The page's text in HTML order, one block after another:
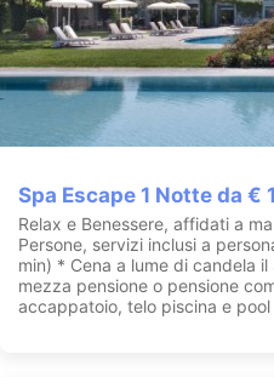
Spa Escape 1 Notte da €
Relax e Benessere, affidati a
Persone, servizi inclusi a
min) * Cena a lume di candela
mezza pensione o pensione
accappatoio, telo piscina e